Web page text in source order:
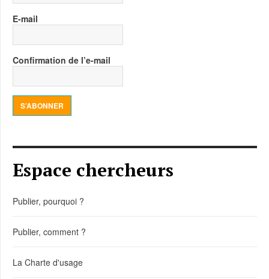
E-mail
Confirmation de l’e-mail
S’ABONNER
Espace chercheurs
Publier, pourquoi ?
Publier, comment ?
La Charte d'usage